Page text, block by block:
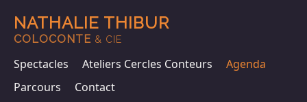
NATHALIE THIBUR
COLOCONTE & CIE
Spectacles Ateliers Cercles Conteurs
Agenda
Parcours
Contact